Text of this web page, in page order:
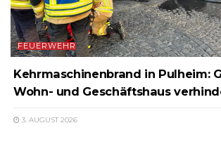
FEUERWEHR
Kehrmaschinenbrand in Pulheim:
Wohn- und Geschäftshaus
3. AUGUST 2026